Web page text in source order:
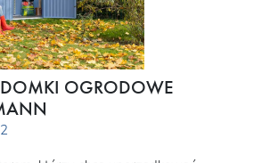
OGRODOWE